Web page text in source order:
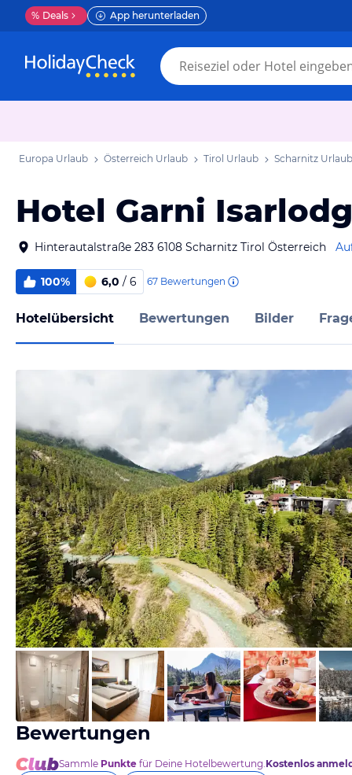
% Deals App herunterladen
Europa Urlaub Österreich Urlaub Tirol Urlaub Scharnitz Urlaub
Hotel Garni
Hinterautalstraße 283 6108 Scharnitz Tirol Österreich
100% 6,0 / 6 67 Bewertungen
Hotelübersicht Bewertungen Bilder
vom Hotelier, Mai 2024
Bewertungen
Sammle Punkte für Deine Hotelbewertung.Kostenlos